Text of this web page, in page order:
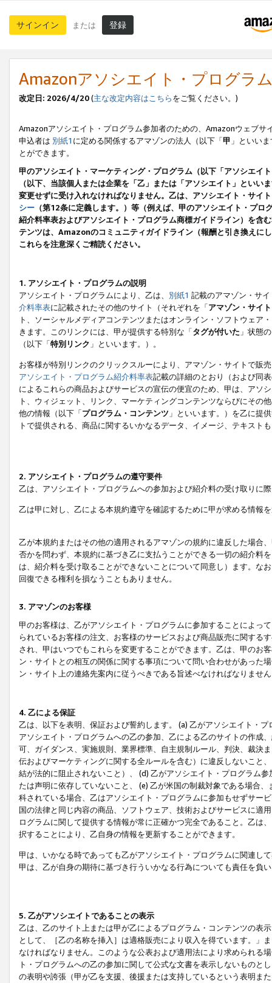
サインイン または 登録
Amazonアソシエイト・プログラ
改定日: 2026/4/20(主な改定内容はこちらをご覧ください。)
Amazonアソシエイト・プログラム参加者のための、Amazonウェブサ
申込者は 別紙1 に定める関係するアマゾンの法人（以下「甲 」といい
とができます。
甲のアソシエイト・マーケティング・プログラム（以下「アソシエイ
（以下、当該個人または企業を「乙」または「アソシエイト」とい
変更せずに受け入れなければなりません。乙は、アソシエイト・サイ
シー （第12条に定義します。）等（例えば、甲のアソシエイト・プ
紹介料率表およびアソシエイト・プログラム商標ガイドライン）を
テンツは、Amazonのコミュニティガイドライン（報酬と引き換えに
これらを注意深くご精読ください。
1. アソシエイト・プログラムの説明
アソシエイト・プログラムにより、乙は、 別紙1 記載のアマゾン・サ
介料率表に記載されたその他のサイト（それぞれを「アマゾン・サイト
ト、ソーシャルメディアコンテンツまたはオンライン・ソフトウェア
きます。このリンクには、甲が提供する特別な「タグが付いた 」状態
（以下「特別リンク 」といいます。）。
お客様が特別リンクのクリックスルーにより、アマゾン・サイトで販
アソシエイト・プログラム紹介料率表記載の詳細のとおり（および同
によるこれらの商品およびサービスの宣伝の便宜のため、甲は、アソ
ト、ウィジェット、リンク、マーケティングコンテンツならびにその
他の情報（以下「プログラム・コンテンツ 」といいます。）を乙に提
トで提供される、商品に関するいかなるデータ、イメージ、テキス
2. アソシエイト・プログラムの遵守要件
乙は、アソシエイト・プログラムへの参加および紹介料の受け取りに
乙は甲に対し、乙による本規約遵守を確認するために甲が求める情報
乙が本規約またはその他の適用されるアマゾンの規約に違反した場合
否かを問わず、本規約に基づき乙に支払うことができる一切の紹介料
は、紹介料を受け取ることができないことについて同意し）ます。な
回復できる権利を損なうこともありません。
3. アマゾンのお客様
甲のお客様は、乙がアソシエイト・プログラムに参加することによっ
られているお客様の注文、お客様のサービスおよび商品販売に関する
され、甲はいつでもこれらを変更することができます。乙は、甲のお
ン・サイトとの相互の関係に関する事項について問い合わせがあった
ン・サイト上の連絡先案内に従うべきである旨述べなければなりませ
4. 乙による保証
乙は、以下を表明、保証および誓約します。 (a) 乙がアソシエイト・
アソシエイト・プログラムへの乙の参加、乙による乙のサイトの作成
可、ガイダンス、実施規則、業界標準、自主規制ルール、判決、裁決
伝およびマーケティングに関する全ルールを含む）に違反しないこと
結が法的に阻止されないこと）、 (d) 乙がアソシエイト・プログラム
たは声明に依存していないこと、 (e) 乙が米国の制裁対象である場合
科されている場合、乙はアソシエイト・プログラムに参加もせずサー
国の法律と同じ内容の商品、ソフトウェア、技術およびサービスに適
ログラムに関して提供する情報が常に正確かつ完全であること。乙は
択することにより、乙自身の情報を更新することができます。
甲は、いかなる時であっても乙がアソシエイト・プログラムに関連し
甲は、乙が自身の期待に基づき行ういかなる行為についても責任を負
5. 乙がアソシエイトであることの表示
乙は、乙のサイト上または甲が乙によるプログラム・コンテンツの表
として、［乙の名称を挿入］は適格販売により収入を得ています。」
なければなりません。このような公表および適用法により求められる
ト・プログラムへの乙の参加に関して公式な文書を表示しないもの
の表明や誇張（甲が乙を支援、後援または支持しているという表明ま